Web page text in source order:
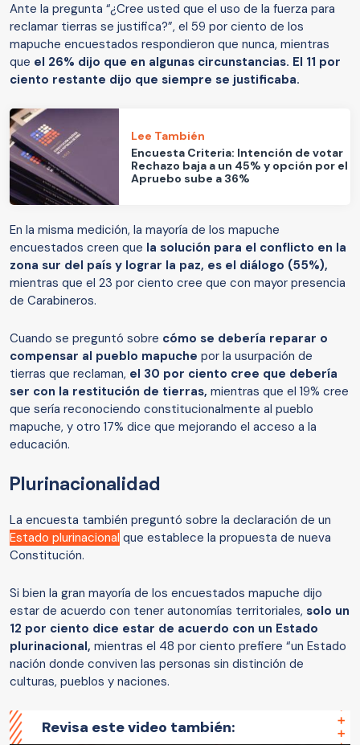
Ante la pregunta “¿Cree usted que el uso de la fuerza para
reclamar tierras se justifica?”, el 59 por ciento de los
mapuche encuestados respondieron que nunca, mientras
que el 26% dijo que en algunas circunstancias. El 11 por
ciento restante dijo que siempre se justificaba.
Lee También
Encuesta Criteria: Intención de votar
Rechazo baja a un 45% y opción por el
Apruebo sube a 36%
En la misma medición, la mayoría de los mapuche
encuestados creen que la solución para el conflicto en la
zona sur del país y lograr la paz, es el diálogo (55%),
mientras que el 23 por ciento cree que con mayor presencia
de Carabineros.
Cuando se preguntó sobre cómo se debería reparar o
compensar al pueblo mapuche por la usurpación de
tierras que reclaman, el 30 por ciento cree que debería
ser con la restitución de tierras, mientras que el 19% cree
que sería reconociendo constitucionalmente al pueblo
mapuche, y otro 17% dice que mejorando el acceso a la
educación.
Plurinacionalidad
La encuesta también preguntó sobre la declaración de un
Estado plurinacional que establece la propuesta de nueva
Constitución.
Si bien la gran mayoría de los encuestados mapuche dijo
estar de acuerdo con tener autonomías territoriales, solo un
12 por ciento dice estar de acuerdo con un Estado
plurinacional, mientras el 48 por ciento prefiere “un Estado
nación donde conviven las personas sin distinción de
culturas, pueblos y naciones.
Revisa este video también: